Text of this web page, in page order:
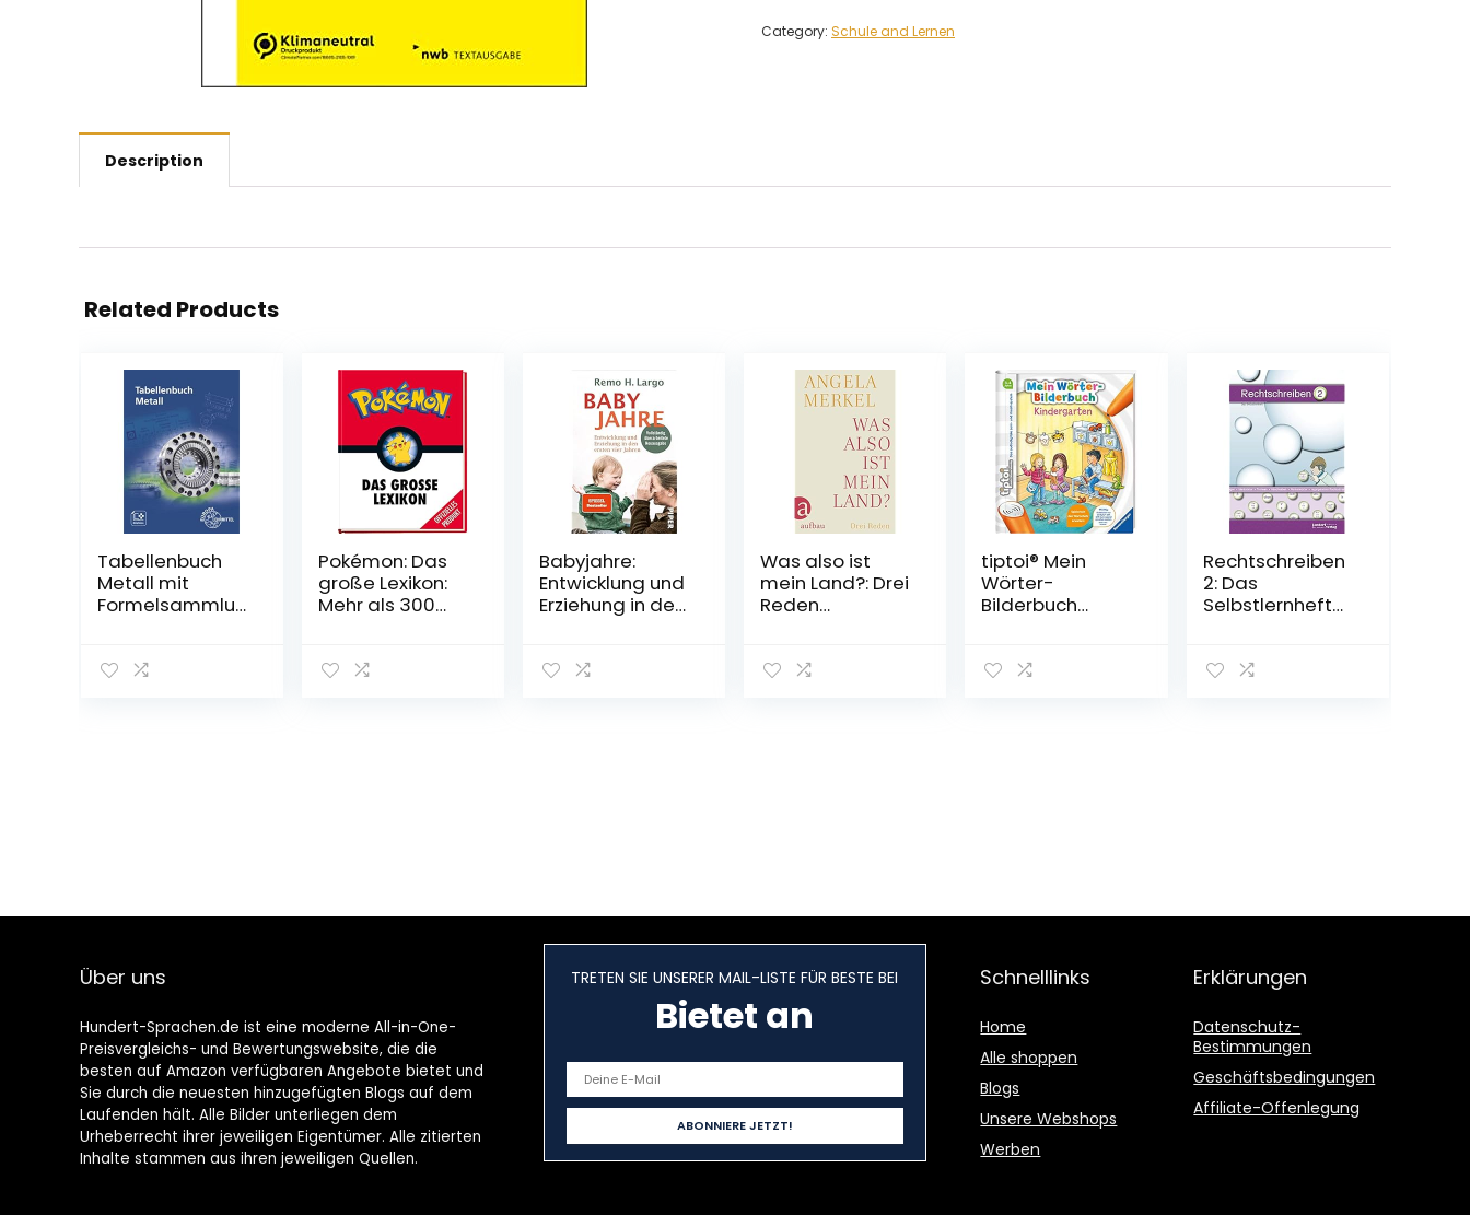
Category: Schule and Lernen
Description
Related Products
Tabellenbuch
Metall mit
Formelsammlun
Pokémon: Das
große Lexikon:
Mehr als 300
kleinen und
Babyjahre:
Entwicklung und
Erziehung in den
Erziehungsratge
Was also ist
mein Land?: Drei
Reden
November 2021
tiptoi® Mein
Wörter-
Bilderbuch
Bilderbuch, 23.
Rechtschreiben
2: Das
Selbstlernheft
Über uns
Hundert-Sprachen.de ist eine moderne All-in-One-
Preisvergleichs- und Bewertungswebsite, die die
besten auf Amazon verfügbaren Angebote bietet und
Sie durch die neuesten hinzugefügten Blogs auf dem
Laufenden hält. Alle Bilder unterliegen dem
Urheberrecht ihrer jeweiligen Eigentümer. Alle zitierten
Inhalte stammen aus ihren jeweiligen Quellen.
TRETEN SIE UNSERER MAIL-LISTE FÜR BESTE BEI
Bietet an
Schnelllinks
Home
Alle shoppen
Blogs
Unsere Webshops
Werben
Erklärungen
Datenschutz-
Bestimmungen
Geschäftsbedingungen
Affiliate-Offenlegung